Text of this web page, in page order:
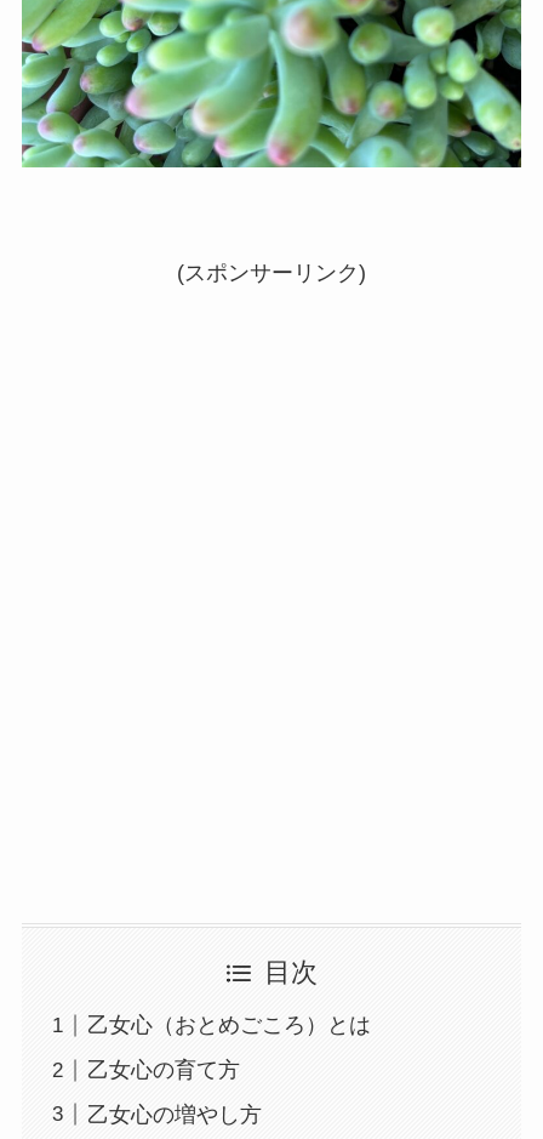
(スポンサーリンク)
目次
乙女心（おとめごころ）とは
乙女心の育て方
乙女心の増やし方